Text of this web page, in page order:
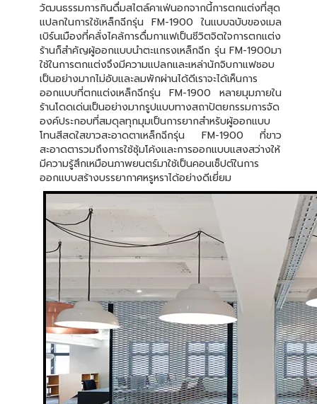
วัฒนธรรมการกินดื่มสไตล์คาเฟ่นอกจากนี้การตกแต่งที่สุด
แปลกในการใช้เหล็กฉีกรุ่น FM-1900 ในแบบฉบับของเมล
เบิร์นเมืองที่คลั่งไคล้การดื่มกาแฟเป็นชีวิตจิตใจการตกแต่ง
ร้านก็สำคัญผู้ออกแบบนำตะแกรงเหล็กฉีก รุ่น FM-1900มา
ใช้ในการตกแต่งจึงมีความแปลกและเหล่านักจิบกาแฟชอบ
เป็นอย่างมากไม่อับและลมพักผ่านได้ดีเราจะได้เห็นการ
ออกแบบที่ตกแต่งเหล็กฉีกรุ่น FM-1900 หลายมุมภายใน
ร้านโดดเด่นเป็นอย่างมากรูปแบบทางสถาปัตยกรรมการจัด
องค์ประกอบที่สมดุลทุกมุมเป็นการยากสำหรับผู้ออกแบบ
โทนสีสดใสขาวสะอาดตาเหล็กฉีกรุ่น FM-1900 ที่ขาว
สะอาดตารวมถึงการใช้ซุ้มโค้งและการออกแบบแสงสว่างให้
มีความรู้สึกเหมือนภาพยนตร์มาใช้เป็นคอนเซ็ปต์ในการ
ออกแบบสร้างบรรยากาศหรูหราได้อย่างดีเยี่ยม